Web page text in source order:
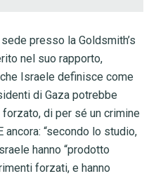
presso la Goldsmith’s
nel suo rapporto,
Israele definisce come
di Gaza potrebbe
di per sé un crimine
ancora: “secondo lo studio,
hanno “prodotto
forzati, e hanno